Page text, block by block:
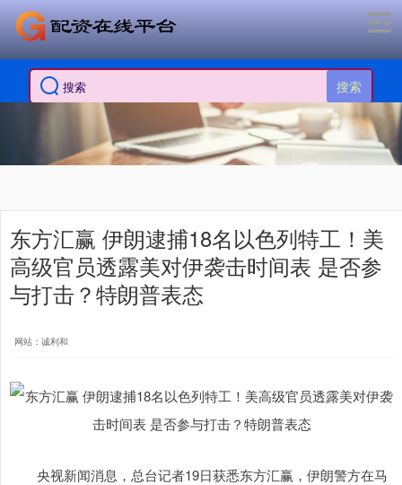
搜索
东方汇赢 伊朗逮捕18名以色列特工！美
高级官员透露美对伊袭击时间表 是否参
与打击？特朗普表态
网站：诚利和
央视新闻消息，总台记者19日获悉东方汇赢，伊朗警方在马